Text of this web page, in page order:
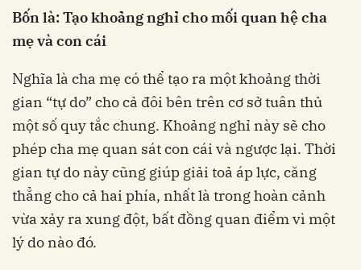
Bốn là: Tạo khoảng nghỉ cho mối quan hệ cha
mẹ và con cái
Nghĩa là cha mẹ có thể tạo ra một khoảng thời
gian “tự do” cho cả đôi bên trên cơ sở tuân thủ
một số quy tắc chung. Khoảng nghỉ này sẽ cho
phép cha mẹ quan sát con cái và ngược lại. Thời
gian tự do này cũng giúp giải toả áp lực, căng
thẳng cho cả hai phía, nhất là trong hoàn cảnh
vừa xảy ra xung đột, bất đồng quan điểm vì một
lý do nào đó.